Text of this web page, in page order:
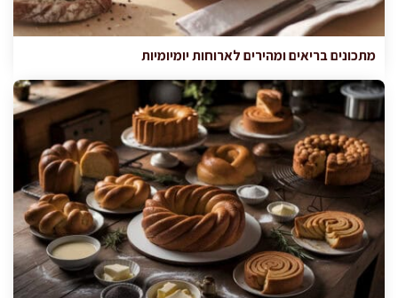
מתכונים בריאים ומהירים לארוחות יומיומיות